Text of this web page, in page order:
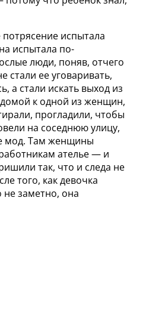
потрясение испытала
испытала по-
люди, поняв, отчего
стали ее уговаривать,
а стали искать выход из
к одной из женщин,
прогладили, чтобы
на соседнюю улицу,
мод. Там женщины
ателье — и
так, что и следа не
того, как девочка
не заметно, она